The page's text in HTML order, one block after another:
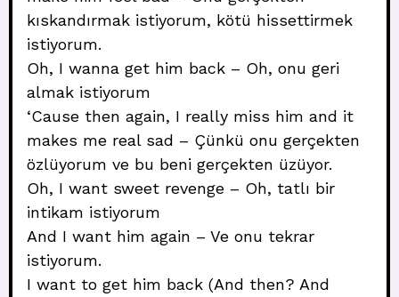
kıskandırmak istiyorum, kötü hissettirmek
istiyorum.
Oh, I wanna get him back – Oh, onu geri
almak istiyorum
‘Cause then again, I really miss him and it
makes me real sad – Çünkü onu gerçekten
özlüyorum ve bu beni gerçekten üzüyor.
Oh, I want sweet revenge – Oh, tatlı bir
intikam istiyorum
And I want him again – Ve onu tekrar
istiyorum.
I want to get him back (And then? And